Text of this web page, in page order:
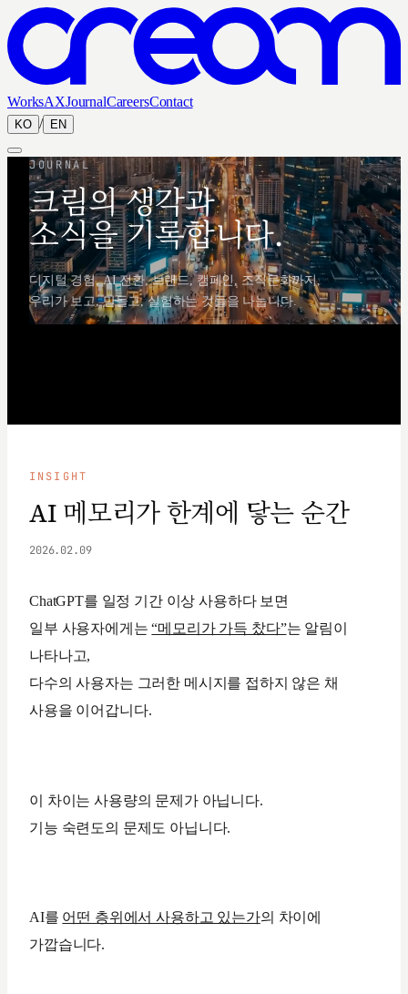
WorksAXJournalCareersContact
KO / EN
JOURNAL
크림의 생각과
소식을 기록합니다.
디지털 경험, AI 전환, 브랜드, 캠페인, 조직문화까지,
우리가 보고, 만들고, 실험하는 것들을 나눕니다.
INSIGHT
AI 메모리가 한계에 닿는 순간
2026.02.09
ChatGPT를 일정 기간 이상 사용하다 보면
일부 사용자에게는“메모리가 가득 찼다”는 알림이
나타나고,
다수의 사용자는 그러한 메시지를 접하지 않은 채
사용을 이어갑니다.
이 차이는 사용량의 문제가 아닙니다.
기능 숙련도의 문제도 아닙니다.
AI를 어떤 층위에서 사용하고 있는가의 차이에
가깝습니다.